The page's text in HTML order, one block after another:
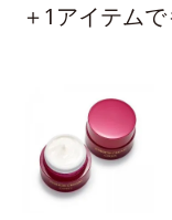
＋1アイテム